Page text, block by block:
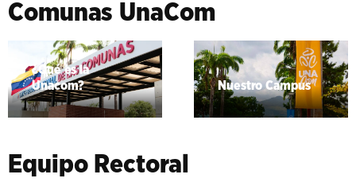
Comunas UnaCom
¿Qué es la
Unacom?
Nuestro Campus
Equipo Rectoral